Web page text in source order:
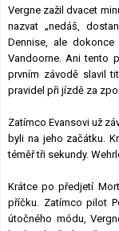
Vergne zažil dvacet
nazvat „nedáš,
Dennise, ale
Vandoorne. Ani tento
prvním závodě slavil
pravidel při jízdě za
Zatímco Evansovi už
byli na jeho začátku.
téměř tři sekundy.
Krátce po předjetí
příčku. Zatímco pilot
útočného módu,